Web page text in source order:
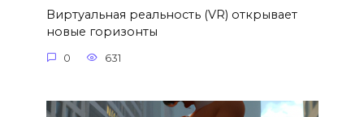
Виртуальная реальность (VR) открывает
новые горизонты
0 631